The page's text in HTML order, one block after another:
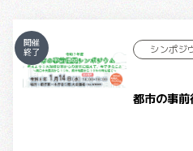
開催
終了
都市の事
シンポジ